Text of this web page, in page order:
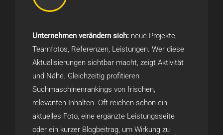
Unternehmen verändern sich: neue Projekte,
Teamfotos, Referenzen, Leistungen. Wer diese
Aktualisierungen sichtbar macht, zeigt Aktivität
und Nähe. Gleichzeitig profitieren
Suchmaschinenrankings von frischen,
relevanten Inhalten. Oft reichen schon ein
aktuelles Foto, eine ergänzte Leistungsseite
oder ein kurzer Blogbeitrag, um Wirkung zu